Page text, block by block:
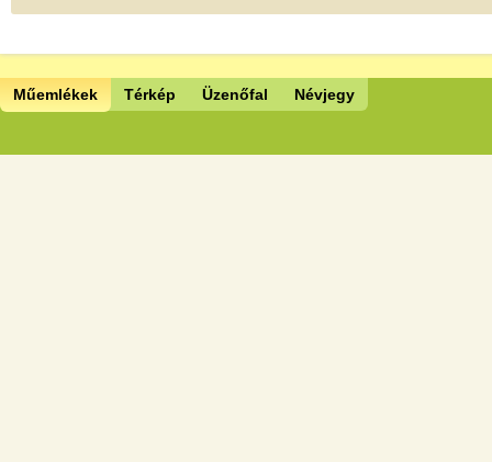
Műemlékek Térkép Üzenőfal Névjegy